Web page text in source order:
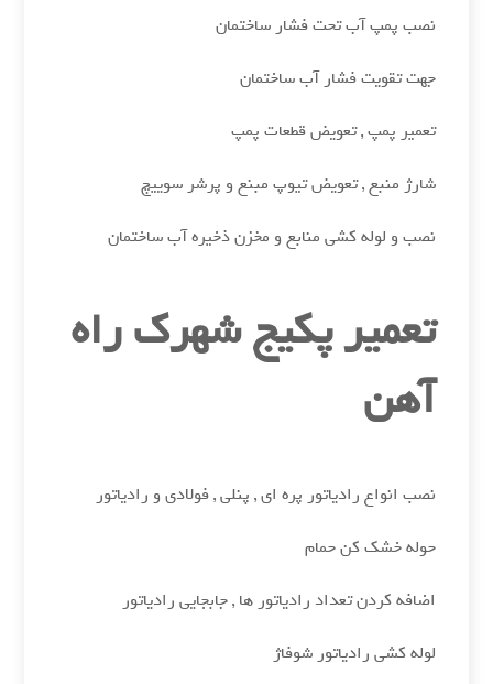
نصب پمپ آب تحت فشار ساختمان
جهت تقویت فشار آب ساختمان
تعمیر پمپ , تعویض قطعات پمپ
شارژ منبع , تعویض تیوپ مبنع و پرشر سوییچ
نصب و لوله کشی منابع و مخزن ذخیره آب ساختمان
تعمیر پکیج شهرک راه
آهن
نصب انواع رادیاتور پره ای , پنلی , فولادی و رادیاتور
حوله خشک کن حمام
اضافه کردن تعداد رادیاتور ها , جابجایی رادیاتور
لوله کشی رادیاتور شوفاژ